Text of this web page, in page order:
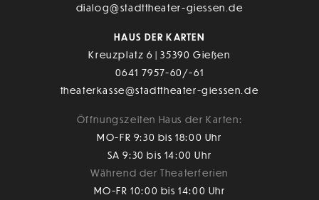
dialog@stadttheater-giessen.de
HAUS DER KARTEN
Kreuzplatz 6 | 35390 Gießen
0641 7957-60/-61
theaterkasse@stadttheater-giessen.de
Öffnungszeiten Haus der Karten:
MO-FR 9:30 bis 18:00 Uhr
SA 9:30 bis 14:00 Uhr
Während der Theaterferien
MO-FR 10:00 bis 14:00 Uhr